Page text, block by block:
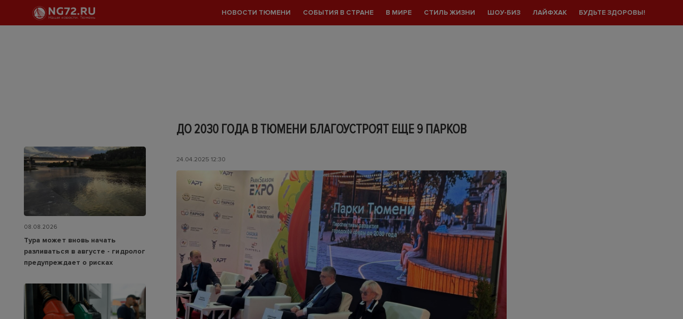
НОВОСТИ ТЮМЕНИ СОБЫТИЯ В СТРАНЕ В МИРЕ СТИЛЬ ЖИЗНИ ШОУ-БИЗ ЛАЙФХАК БУДЬТЕ ЗДОРОВЫ!
ДО 2030 ГОДА В ТЮМЕНИ БЛАГОУСТРОЯТ ЕЩЕ 9 ПАРКОВ
24.04.2025 12:30
08.08.2026
Тура может вновь начать
разливаться в августе - гидролог
предупреждает о рисках